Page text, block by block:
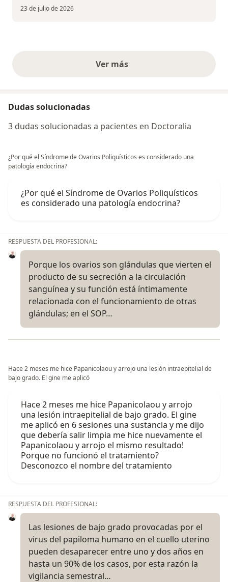
23 de julio de 2026
Ver másopiniones anteriores
Dudas solucionadas
3 dudas solucionadas a pacientes en Doctoralia
¿Por qué el Síndrome de Ovarios Poliquísticos es considerado una
patología endocrina?
¿Por qué el Síndrome de Ovarios Poliquísticos
es considerado una patología endocrina?
RESPUESTA DEL PROFESIONAL:
Porque los ovarios son glándulas que vierten el
producto de su secreción a la circulación
sanguínea y su función está íntimamente
relacionada con el funcionamiento de otras
glándulas; en el SOP…
Hace 2 meses me hice Papanicolaou y arrojo una lesión intraepitelial de
bajo grado. El gine me aplicó
Hace 2 meses me hice Papanicolaou y arrojo
una lesión intraepitelial de bajo grado. El gine
me aplicó en 6 sesiones una sustancia y me dijo
que debería salir limpia me hice nuevamente el
Papanicolaou y arrojo el mismo resultado!
Porque no funcionó el tratamiento?
Desconozco el nombre del tratamiento
RESPUESTA DEL PROFESIONAL:
Las lesiones de bajo grado provocadas por el
virus del papiloma humano en el cuello uterino
pueden desaparecer entre uno y dos años en
hasta un 90% de los casos, por esta razón la
vigilancia semestral…